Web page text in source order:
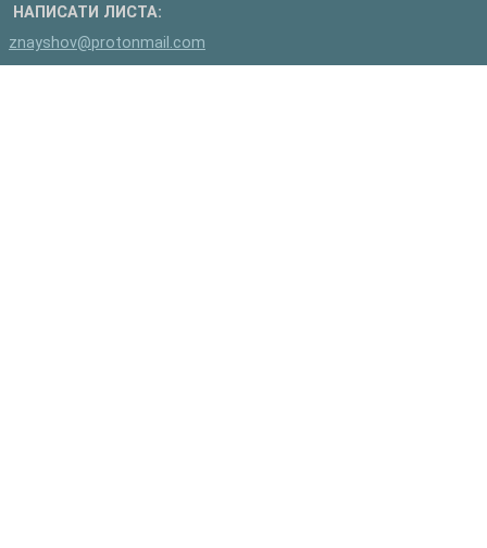
НАПИСАТИ ЛИСТА:
znayshov@protonmail.com